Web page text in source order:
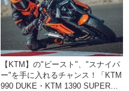
【KTM】の"ビースト"、"スナイパ
ー"を手に入れるチャンス！「KTM
990 DUKE・KTM 1390 SUPER